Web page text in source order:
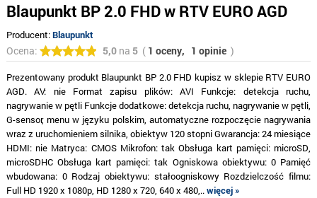
Blaupunkt BP 2.0 FHD w RTV EURO AGD
Producent:Blaupunkt
Ocena: 5,0na 5( 1 oceny, 1 opinie )
Prezentowany produkt Blaupunkt BP 2.0 FHD kupisz w sklepie RTV EURO
AGD. AV: nie Format zapisu plików: AVI Funkcje: detekcja ruchu,
nagrywanie w pętli Funkcje dodatkowe: detekcja ruchu, nagrywanie w pętli,
G-sensor, menu w języku polskim, automatyczne rozpoczęcie nagrywania
wraz z uruchomieniem silnika, obiektyw 120 stopni Gwarancja: 24 miesiące
HDMI: nie Matryca: CMOS Mikrofon: tak Obsługa kart pamięci: microSD,
microSDHC Obsługa kart pamięci: tak Ogniskowa obiektywu: 0 Pamięć
wbudowana: 0 Rodzaj obiektywu: stałoogniskowy Rozdzielczość filmu:
Full HD 1920 x 1080p, HD 1280 x 720, 640 x 480,..więcej »